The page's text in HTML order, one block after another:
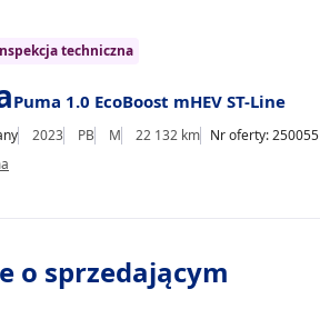
techniczna
Puma 1.0 EcoBoost mHEV ST-Line
2023 PB M 22 132 km Nr oferty: 250055
o sprzedającym